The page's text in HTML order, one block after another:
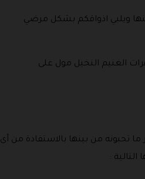
ويلبي اذواقكم بشكل مرضي
الغنيم النخيل مول على
24 يمكنكم الدخول وتصفحها لاختيار ما تحبونه من بينها بالاستفادة من أى
: